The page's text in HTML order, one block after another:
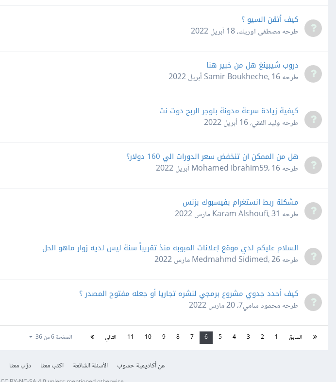
كيف أتقن السيو ؟
طرحهمصطفى اوريك،18 أبريل 2022
دروب شيبينغ هل من خبير هنا
طرحه Samir Boukheche،16 أبريل 2022
كيفية زيادة سرعة مدونة بلوجر الربح دوت نت
طرحه وليد الفقي،16 أبريل 2022
هل من الممكن ان تنخفض سعر الدورات الي 160 دولار؟
طرحه Mohamed Ibrahim59،16 أبريل 2022
مشكلة ربط انستغرام بفيسبوك بزنس
طرحه Karam Alshoufi،31 مارس 2022
السلام عليكم لدي موقع إعلانات المبوبه منذ تقريباً سنة ليس لديه زوار ماهو الحل
طرحه Medmahmd Sidimed،26 مارس 2022
كيف أحدد جدوي مشروع برمجي لنشره تجاريا أو جعله مفتوح المصدر ؟
طرحهمحمود سامي7 ،20 مارس 2022
السابق 1
2
3
4
5
6
7
8
9
10
11 التالي الصفحة 6 من 36
عن أكاديمية حسوب الأسئلة الشائعة اكتب معنا درّب معنا